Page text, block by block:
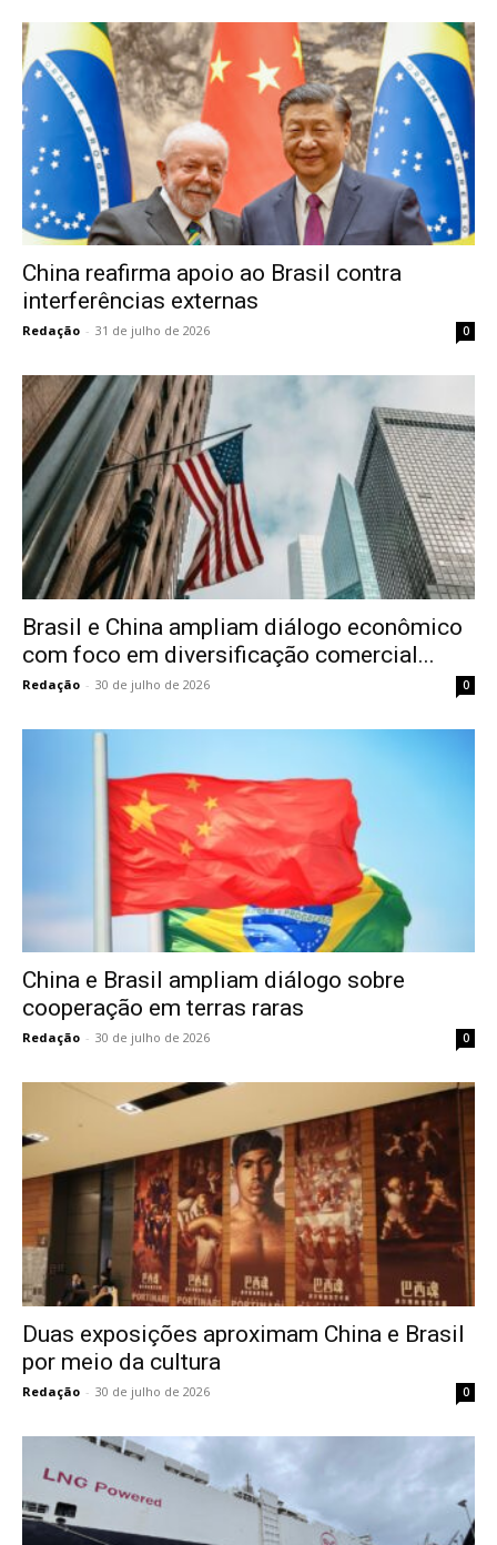
China reafirma apoio ao Brasil contra
interferências externas
Redação - 31 de julho de 2026 0
Brasil e China ampliam diálogo econômico
com foco em diversificação comercial...
Redação - 30 de julho de 2026 0
China e Brasil ampliam diálogo sobre
cooperação em terras raras
Redação - 30 de julho de 2026 0
Duas exposições aproximam China e Brasil
por meio da cultura
Redação - 30 de julho de 2026 0